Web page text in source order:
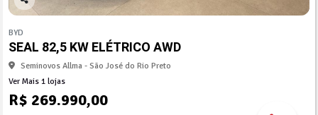
Co
arti
lhe
BYD
SEAL 82,5 KW ELÉTRICO AWD
Seminovos Allma - São José do Rio Preto
Ver Mais 1 lojas
R$ 269.990,00